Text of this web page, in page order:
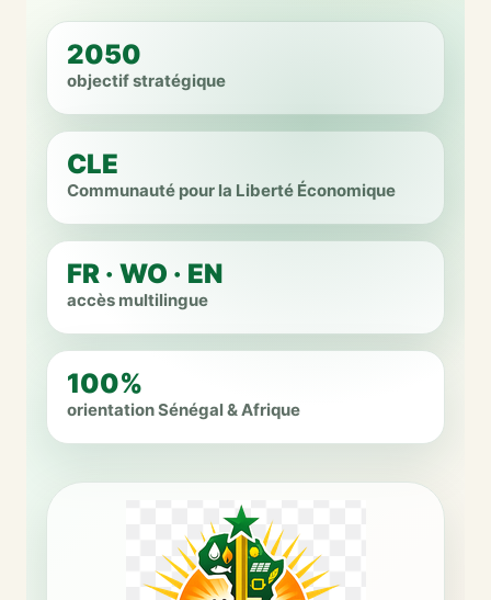
2050
objectif stratégique
CLE
Communauté pour la Liberté Économique
FR · WO · EN
accès multilingue
100%
orientation Sénégal & Afrique